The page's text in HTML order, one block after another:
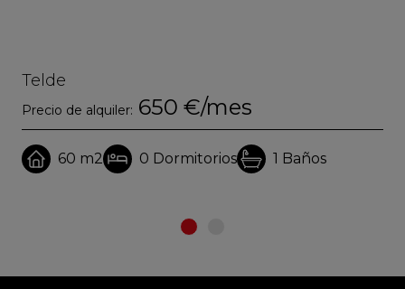
Telde
Precio de alquiler: 650 €/mes
60 m2 0 Dormitorios 1 Baños